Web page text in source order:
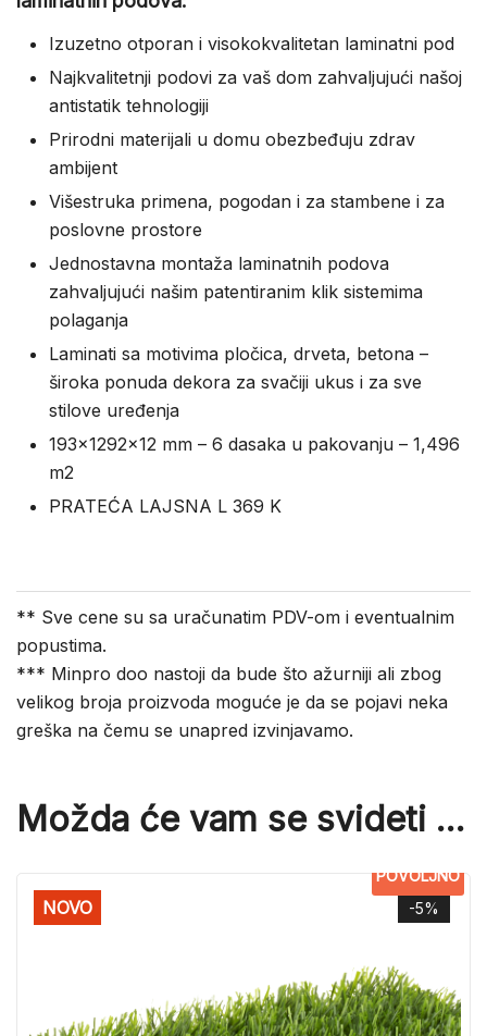
Izuzetno otporan i visokokvalitetan laminatni pod
Najkvalitetnji podovi za vaš dom zahvaljujući našoj
antistatik tehnologiji
Prirodni materijali u domu obezbeđuju zdrav
ambijent
Višestruka primena, pogodan i za stambene i za
poslovne prostore
Jednostavna montaža laminatnih podova
zahvaljujući našim patentiranim klik sistemima
polaganja
Laminati sa motivima pločica, drveta, betona –
široka ponuda dekora za svačiji ukus i za sve
stilove uređenja
193x1292x12 mm – 6 dasaka u pakovanju – 1,496
m2
PRATEĆA LAJSNA L 369 K
** Sve cene su sa uračunatim PDV-om i eventualnim
popustima.
*** Minpro doo nastoji da bude što ažurniji ali zbog
velikog broja proizvoda moguće je da se pojavi neka
greška na čemu se unapred izvinjavamo.
Možda će vam se svideti …
-5%
NOVO
POVOLJNO